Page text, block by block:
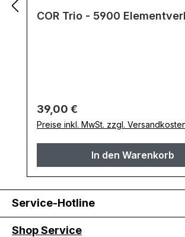
COR Trio - 5900
Regulärer Preis:
39,00 €
Preise inkl. MwSt. zzgl.
In den Warenkorb
Service-Hotline
Shop Service